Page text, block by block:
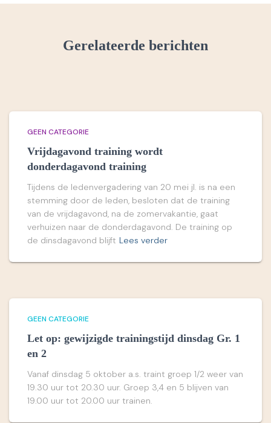
Gerelateerde berichten
GEEN CATEGORIE
Vrijdagavond training wordt
donderdagavond training
Tijdens de ledenvergadering van 20 mei jl. is na een
stemming door de leden, besloten dat de training
van de vrijdagavond, na de zomervakantie, gaat
verhuizen naar de donderdagavond. De training op
de dinsdagavond blijft Lees verder
GEEN CATEGORIE
Let op: gewijzigde trainingstijd dinsdag Gr. 1
en 2
Vanaf dinsdag 5 oktober a.s. traint groep 1/2 weer van
19.30 uur tot 20.30 uur. Groep 3,4 en 5 blijven van
19.00 uur tot 20.00 uur trainen.